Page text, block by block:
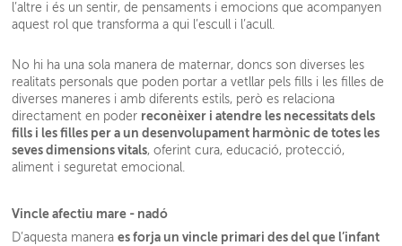
l’altre i és un sentir, de pensaments i emocions que acompanyen
aquest rol que transforma a qui l’escull i l’acull.
No hi ha una sola manera de maternar, doncs son diverses les
realitats personals que poden portar a vetllar pels fills i les filles de
diverses maneres i amb diferents estils, però es relaciona
directament en poder reconèixer i atendre les necessitats dels
fills i les filles per a un desenvolupament harmònic de totes les
seves dimensions vitals, oferint cura, educació, protecció,
aliment i seguretat emocional.
Vincle afectiu mare - nadó
D’aquesta maneraes forja un vincle primari des del que l’infant